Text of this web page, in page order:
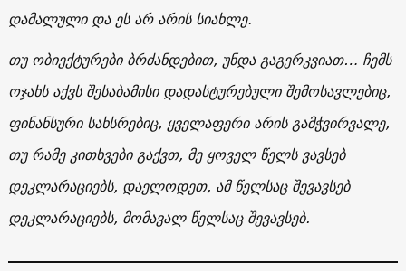
დამალული და ეს არ არის სიახლე.
თუ ობიექტურები ბრძანდებით, უნდა გაგერკვიათ… ჩემს
ოჯახს აქვს შესაბამისი დადასტურებული შემოსავლებიც,
ფინანსური სახსრებიც, ყველაფერი არის გამჭვირვალე,
თუ რამე კითხვები გაქვთ, მე ყოველ წელს ვავსებ
დეკლარაციებს, დაელოდეთ, ამ წელსაც შევავსებ
დეკლარაციებს, მომავალ წელსაც შევავსებ.